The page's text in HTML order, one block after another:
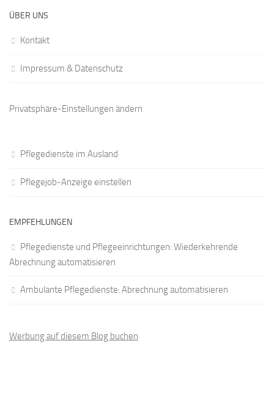
ÜBER UNS
Kontakt
Impressum & Datenschutz
Privatsphäre-Einstellungen ändern
Pflegedienste im Ausland
Pflegejob-Anzeige einstellen
EMPFEHLUNGEN
Pflegedienste und Pflegeeinrichtungen: Wiederkehrende
Abrechnung automatisieren
Ambulante Pflegedienste: Abrechnung automatisieren
Werbung auf diesem Blog buchen